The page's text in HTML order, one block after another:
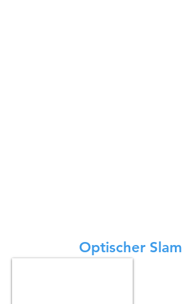
кориснике се никада не мења.
Optischer Slam